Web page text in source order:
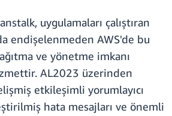
uygulamaları çalıştıran
endişelenmeden AWS'de bu
ve yönetme imkanı
AL2023 üzerinden
etkileşimli yorumlayıcı
hata mesajları ve önemli